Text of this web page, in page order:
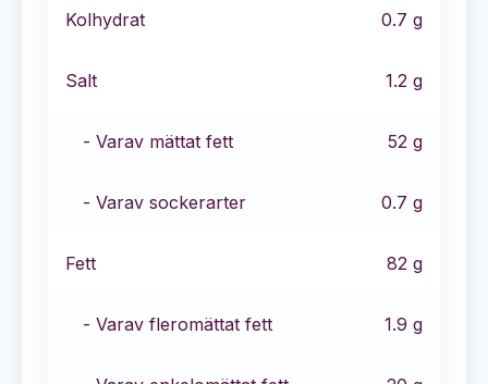
Kolhydrat 0.7 g
Salt 1.2 g
- Varav mättat fett 52 g
- Varav sockerarter 0.7 g
Fett 82 g
- Varav fleromättat fett 1.9 g